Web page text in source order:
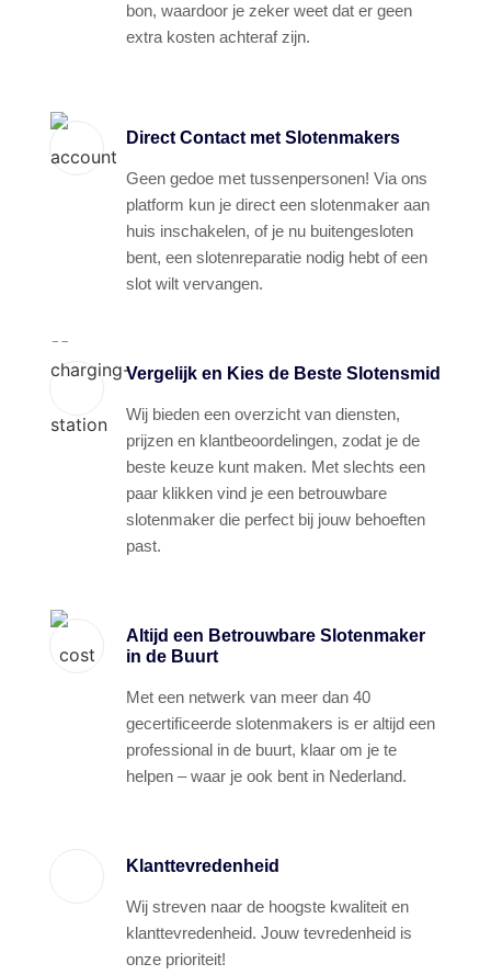
bon, waardoor je zeker weet dat er geen
extra kosten achteraf zijn.
Direct Contact met Slotenmakers
Geen gedoe met tussenpersonen! Via ons
platform kun je direct een slotenmaker aan
huis inschakelen, of je nu buitengesloten
bent, een slotenreparatie nodig hebt of een
slot wilt vervangen.
Vergelijk en Kies de Beste Slotensmid
Wij bieden een overzicht van diensten,
prijzen en klantbeoordelingen, zodat je de
beste keuze kunt maken. Met slechts een
paar klikken vind je een betrouwbare
slotenmaker die perfect bij jouw behoeften
past.
Altijd een Betrouwbare Slotenmaker
in de Buurt
Met een netwerk van meer dan 40
gecertificeerde slotenmakers is er altijd een
professional in de buurt, klaar om je te
helpen – waar je ook bent in Nederland.
Klanttevredenheid
Wij streven naar de hoogste kwaliteit en
klanttevredenheid. Jouw tevredenheid is
onze prioriteit!